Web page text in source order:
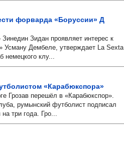
форварда «Боруссии» Д
Зидан проявляет интерес к
Усману Дембеле, утверждает La Sexta
немецкого клу...
«Карабюкспора»
Грозав перешёл в «Карабюкспор».
румынский футболист подписал
три года. Гро...